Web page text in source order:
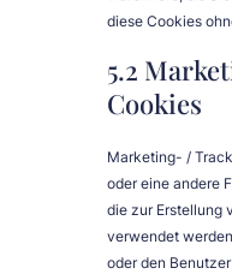
diese Cookies
5.2
Cookies
Marketing- /
oder eine andere
die zur Erstellung
verwendet
oder den